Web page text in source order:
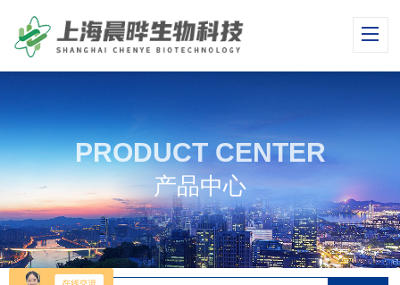
PRODUCT CENTER
产品中心